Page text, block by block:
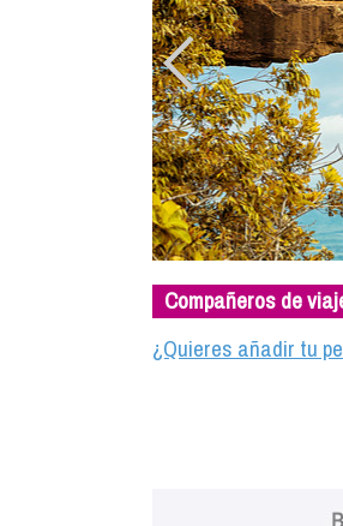
Compañeros de
¿Quieres añadir tu